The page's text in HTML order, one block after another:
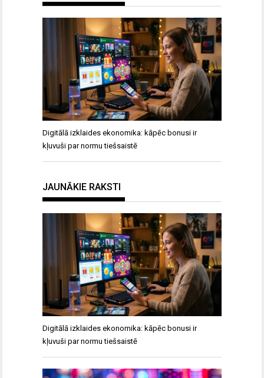
Digitālā izklaides ekonomika: kāpēc bonusi ir
kļuvuši par normu tiešsaistē
JAUNĀKIE RAKSTI
Digitālā izklaides ekonomika: kāpēc bonusi ir
kļuvuši par normu tiešsaistē